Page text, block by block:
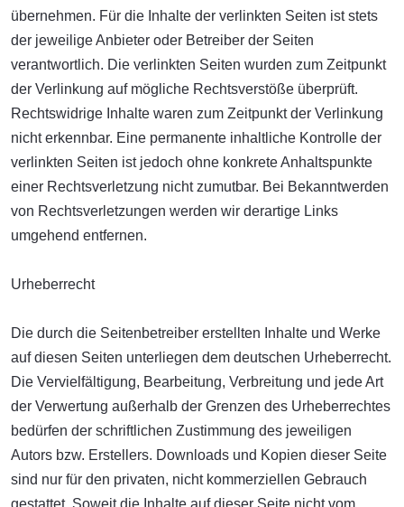
übernehmen. Für die Inhalte der verlinkten Seiten ist stets
der jeweilige Anbieter oder Betreiber der Seiten
verantwortlich. Die verlinkten Seiten wurden zum Zeitpunkt
der Verlinkung auf mögliche Rechtsverstöße überprüft.
Rechtswidrige Inhalte waren zum Zeitpunkt der Verlinkung
nicht erkennbar. Eine permanente inhaltliche Kontrolle der
verlinkten Seiten ist jedoch ohne konkrete Anhaltspunkte
einer Rechtsverletzung nicht zumutbar. Bei Bekanntwerden
von Rechtsverletzungen werden wir derartige Links
umgehend entfernen.
Urheberrecht
Die durch die Seitenbetreiber erstellten Inhalte und Werke
auf diesen Seiten unterliegen dem deutschen Urheberrecht.
Die Vervielfältigung, Bearbeitung, Verbreitung und jede Art
der Verwertung außerhalb der Grenzen des Urheberrechtes
bedürfen der schriftlichen Zustimmung des jeweiligen
Autors bzw. Erstellers. Downloads und Kopien dieser Seite
sind nur für den privaten, nicht kommerziellen Gebrauch
gestattet. Soweit die Inhalte auf dieser Seite nicht vom